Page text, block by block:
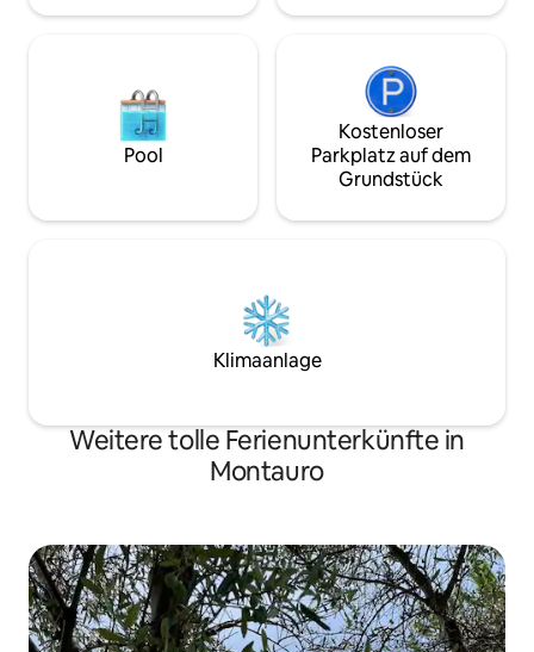
Pool
Kostenloser
Parkplatz auf dem
Grundstück
Klimaanlage
Weitere tolle Ferienunterkünfte in
Montauro